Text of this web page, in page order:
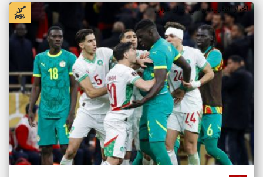
اخبار المغرب من سي ان ان عربي